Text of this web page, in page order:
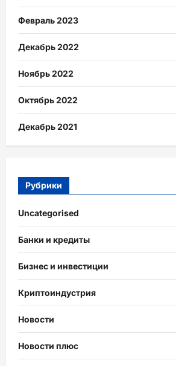
Февраль 2023
Декабрь 2022
Ноябрь 2022
Октябрь 2022
Декабрь 2021
Рубрики
Uncategorised
Банки и кредиты
Бизнес и инвестиции
Криптоиндустрия
Новости
Новости плюс